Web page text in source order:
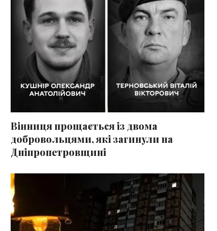
Вінниця прощається із двома
добровольцями, які загинули на
Дніпропетровщині